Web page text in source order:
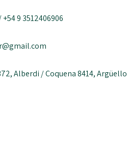
+54 9 3512406906
Alberdi / Coquena 8414, Argüello